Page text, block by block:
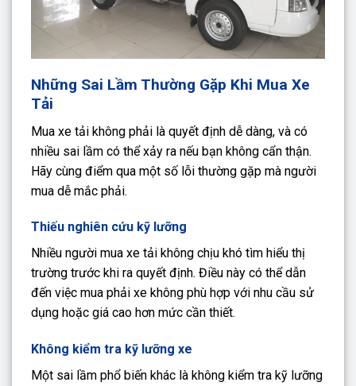
Những Sai Lầm Thường Gặp Khi Mua Xe
Tải
Mua xe tải không phải là quyết định dễ dàng, và có
nhiều sai lầm có thể xảy ra nếu bạn không cẩn thận.
Hãy cùng điểm qua một số lỗi thường gặp mà người
mua dễ mắc phải.
Thiếu nghiên cứu kỹ lưỡng
Nhiều người mua xe tải không chịu khó tìm hiểu thị
trường trước khi ra quyết định. Điều này có thể dẫn
đến việc mua phải xe không phù hợp với nhu cầu sử
dụng hoặc giá cao hơn mức cần thiết.
Không kiểm tra kỹ lưỡng xe
Một sai lầm phổ biến khác là không kiểm tra kỹ lưỡng